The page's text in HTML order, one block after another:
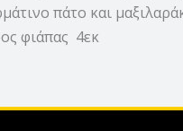
πάτο και
φιάπας 4εκ